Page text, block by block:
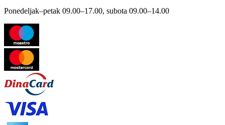
Ponedeljak–petak 09.00–17.00, subota 09.00–14.00